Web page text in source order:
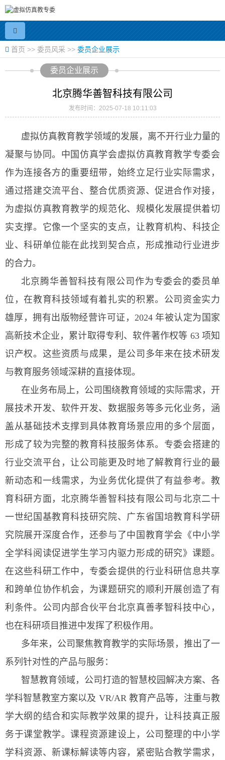
首页 >> 委员风采 >> 委员企业展示
委员企业展示
北京腾华善智科技有限公司
发布时间：2025-07-18 10:11:03
虚拟仿真教育教学领域的发展，离不开行业力量的
凝聚与协同。中国仿真学会虚拟仿真教育教学专委会
作为连接各方的重要纽带，始终立足行业实际需求，
通过搭建交流平台、整合优质资源、促进合作对接，
为虚拟仿真教育教学的规范化、规模化发展提供着切
实支撑。它像一个坚实的支点，让教育机构、科技企
业、科研单位能在此找到契合点，形成推动行业进步
的合力。
北京腾华善智科技有限公司作为专委会的委员单
位，在教育科技领域有着扎实的积累。公司资金实力
雄厚，拥有出版物经营许可证，2024 年被认定为国家
高新技术企业，累计取得专利、软件著作权等 63 项知
识产权。这些资质与成果，是公司多年来在技术研发
与教育服务领域深耕的直接体现。
在业务布局上，公司围绕教育领域的实际需求，开
展技术开发、软件开发、数据服务等多元化业务，涵
盖从基础技术支撑到具体教育场景应用的多个层面，
形成了较为完整的教育科技服务体系。专委会搭建的
行业交流平台，让公司能更及时地了解教育行业的最
新动态和一线需求，为业务优化提供了有益参考。教
育科研方面，北京腾华善智科技有限公司与北京二十
一世纪国基教育科技研究院、广东省国培教育科学研
究院展开深度合作，还参与了中国教育学会《中小学
全学科阅读促进学生学习内驱力形成的研究》课题。
在这些科研工作中，专委会提供的行业科研信息共享
和跨单位协作机会，为课题研究的顺利开展创造了有
利条件。公司内部合伙平台北京真善孝智科技中心，
也在科研项目推进中发挥了积极作用。
多年来，公司聚焦教育教学的实际场景，推出了一
系列针对性的产品与服务：
智慧教育领域，公司打造的智慧校园解决方案、各
学科智慧教室方案以及 VR/AR 教育产品等，注重与教
学大纲的结合和实际教学效果的提升，让科技真正服
务于课堂教学。课程资源建设上，公司整理的中小学
学科资源、新课标解读等内容，紧密贴合教学需求，